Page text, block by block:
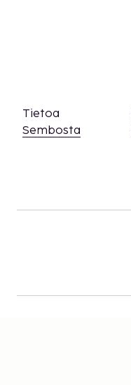
Tietoa
Sembosta